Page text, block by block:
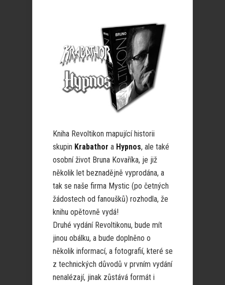
Kniha Revoltikon mapující historii
skupin Krabathor a Hypnos, ale také
osobní život Bruna Kovaříka, je již
několik let beznadějně vyprodána, a
tak se naše firma Mystic (po četných
žádostech od fanoušků) rozhodla, že
knihu opětovně vydá!
Druhé vydání Revoltikonu, bude mít
jinou obálku, a bude doplněno o
několik informací, a fotografií, které se
z technických důvodů v prvním vydání
nenalézají, jinak zůstává formát i